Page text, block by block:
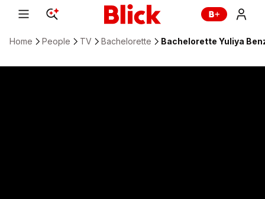
Home People TV Bachelorette Bachelorette Yuliya